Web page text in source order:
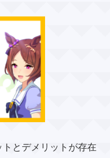
とデメリットが存在